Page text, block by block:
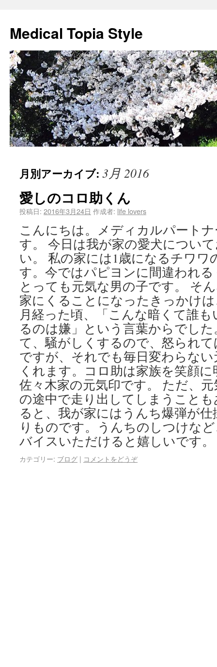
Medical Topia Style
月別アーカイブ: 3月 2016
愛しのコロ助くん
投稿日: 2016年3月24日 作成者: life lovers
こんにちは。メディカルパート
す。 今日は我が家の愛犬につい
い。 私の家には1歳になるチワワ
す。今ではパピヨンに間違われ
とっても元気な男の子です。 そ
家にくることになったきっかけ
月経った頃、「こんな暗くて誰
るのは嫌」という言葉からでし
て、騒がしくするので、怒られ
ですが、それでも毎日変わらな
くれます。コロ助は家族を笑顔
佐々木家の元気印です。 ただ、
の途中で走り出してしまうこと
ると、我が家にはうんち爆弾が
りものです。うんちのしつけな
バイスいただけると嬉しいです
カテゴリー: ブログ | コメントをどうぞ